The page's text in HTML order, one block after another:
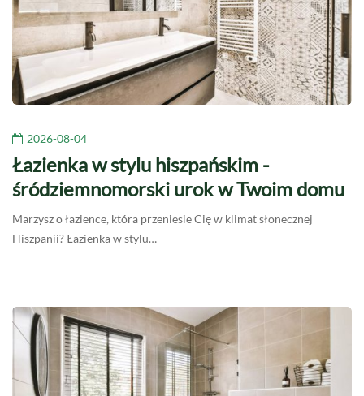
2026-08-04
Łazienka w stylu hiszpańskim -
śródziemnomorski urok w Twoim domu
Marzysz o łazience, która przeniesie Cię w klimat słonecznej
Hiszpanii? Łazienka w stylu…